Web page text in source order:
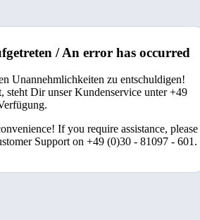
/ An error has occurred
Unannehmlichkeiten zu entschuldigen!
steht Dir unser Kundenservice unter +49
If you require assistance, please
Support on +49 (0)30 - 81097 - 601.